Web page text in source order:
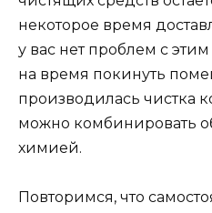
некоторое время
у вас нет проблем с
на время покинуть
производилась чистка
можно комбинировать
химией.
Повторимся, что